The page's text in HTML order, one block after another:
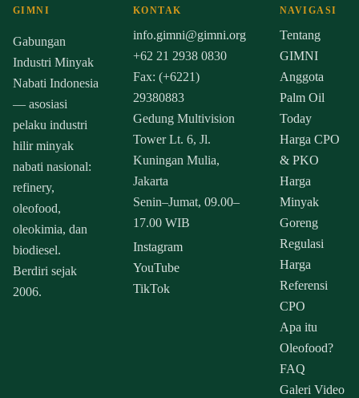
GIMNI
Gabungan
Industri Minyak
Nabati Indonesia
— asosiasi
pelaku industri
hilir minyak
nabati nasional:
refinery,
oleofood,
oleokimia, dan
biodiesel.
Berdiri sejak
2006.
KONTAK
info.gimni@gimni.org
+62 21 2938 0830
Fax: (+6221)
29380883
Gedung Multivision
Tower Lt. 6, Jl.
Kuningan Mulia,
Jakarta
Senin–Jumat, 09.00–
17.00 WIB
Instagram
YouTube
TikTok
NAVIGASI
Tentang
GIMNI
Anggota
Palm Oil
Today
Harga CPO
& PKO
Harga
Minyak
Goreng
Regulasi
Harga
Referensi
CPO
Apa itu
Oleofood?
FAQ
Galeri Video